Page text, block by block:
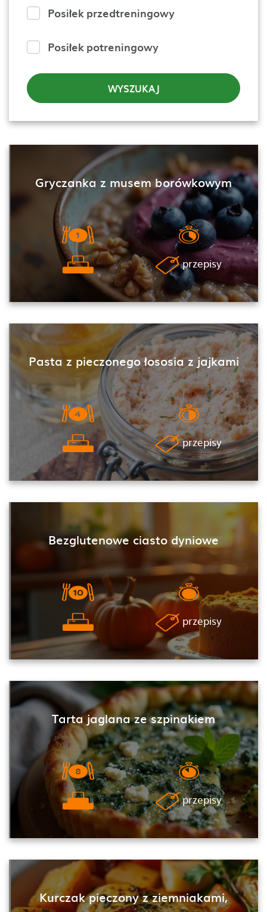
Posiłek przedtreningowy
Posiłek potreningowy
WYSZUKAJ
Gryczanka z musem borówkowym
przepisy
Pasta z pieczonego łososia z jajkami
przepisy
Bezglutenowe ciasto dyniowe
przepisy
Tarta jaglana ze szpinakiem
przepisy
Kurczak pieczony z ziemniakami,